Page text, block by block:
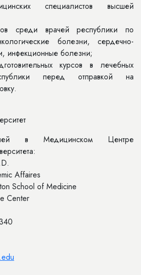
специалистов высшей
среди врачей республики по
болезни, сердечно-
инфекционные болезни;
курсов в лечебных
перед отправкой на
в Медицинском Центре
Affaires
School of Medicine
Center